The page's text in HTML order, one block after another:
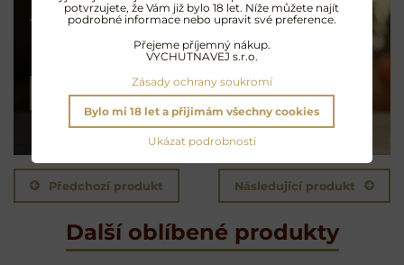
Koktejly na rumu
Exotické opojení
NAMÍCHAT KOKTEJL
Předchozí produkt Následující produkt
Další oblíbené produkty
potvrzujete, že Vám již bylo 18 let. Níže můžete najít
podrobné informace nebo upravit své preference.
Přejeme příjemný nákup.
VYCHUTNAVEJ s.r.o.
Zásady ochrany soukromí
Ukázat podrobnosti
Bylo mi 18 let a přijimám všechny cookies